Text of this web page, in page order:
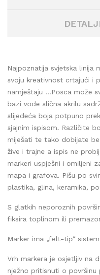
Najpoznatija svjetska linija
svoju kreativnost crtajući i
namještaju …Posca može
bazi vode slična akrilu
slijedeća boja potpuno
sjajnim ispisom. Različite
miješati te tako dobijate
žive i trajne a ispis ne
markeri uspješni i omiljeni
mapa i grafova. Pišu po
plastika, glina, keramika,
S glatkih neporoznih
fiksira toplinom ili
Marker ima „felt-tip“
Vrh markera je osjetljiv na
nježno pritisnuti o